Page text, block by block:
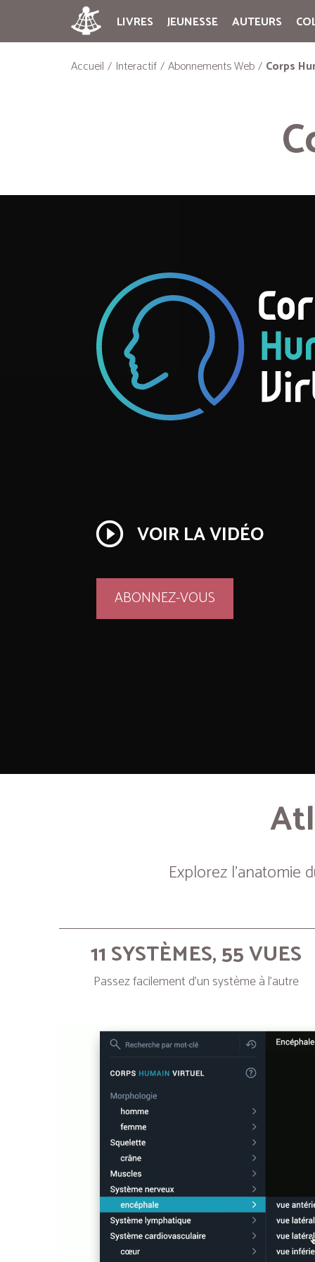
LIVRES JEUNESSE AUTEURS
Accueil Interactif Abonnements Web Corps
play_circle_outline VOIR LA VIDÉO
ABONNEZ-VOUS
Explorez
11 SYSTÈMES, 55 VUES
Passez facilement d’un système à l’autre